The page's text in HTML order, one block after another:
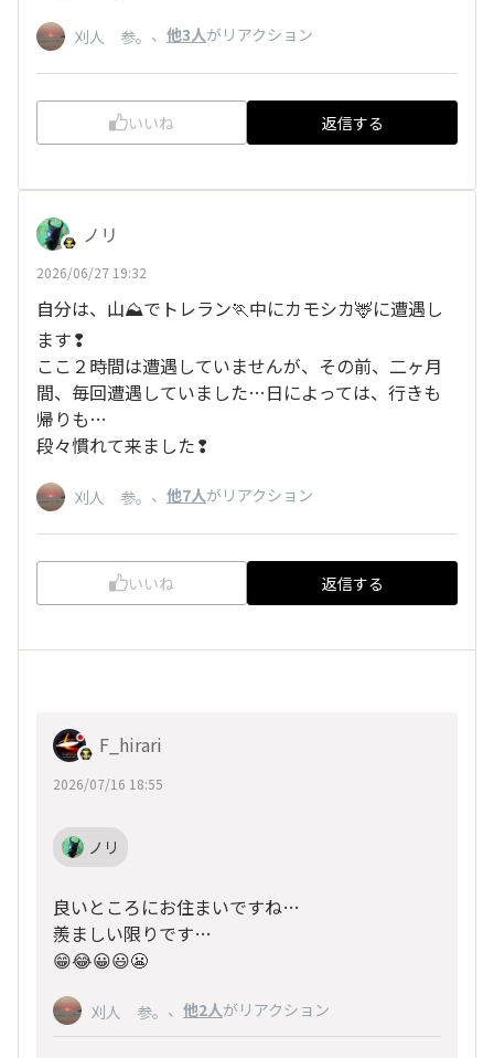
刈人 参。 、 他3人がリアクション
いいね 返信する
ノリ
2026/06/27 19:32
自分は、山⛰️でトレラン🏃中にカモシカ🦌に遭遇し
ます❢
ここ２時間は遭遇していませんが、その前、二ヶ月
間、毎回遭遇していました…日によっては、行きも
帰りも…
段々慣れて来ました❢
刈人 参。 、 他7人がリアクション
いいね 返信する
F_hirari
2026/07/16 18:55
ノリ
良いところにお住まいですね…
羨ましい限りです…
😁😂😀😃😬
刈人 参。 、 他2人がリアクション